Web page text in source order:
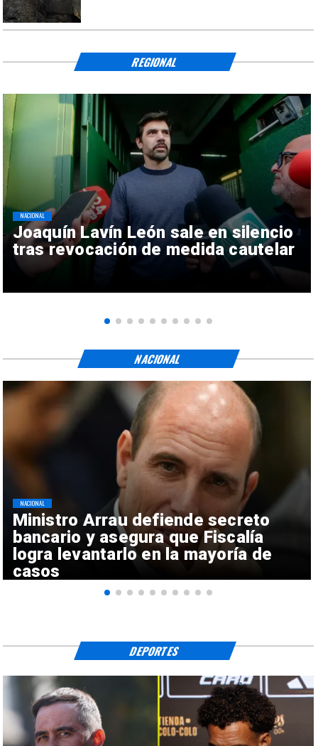
Joaquín Lavín León sale en silencio
tras revocación de medida cautelar
NACIONAL
REGIONAL
Ministro Arrau defiende secreto
bancario y asegura que Fiscalía
logra levantarlo en la mayoría de
casos
NACIONAL
NACIONAL
DEPORTES